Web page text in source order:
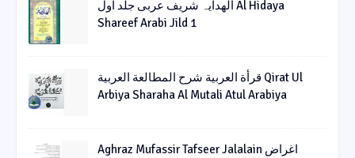
الھدایہ شریف عربی جلد اول Al Hidaya
Shareef Arabi Jild 1
قرأة العربیة شرح المطالعة العربیة Qirat Ul
Arbiya Sharaha Al Mutali Atul Arabiya
Aghraz Mufassir Tafseer Jalalain اغراض